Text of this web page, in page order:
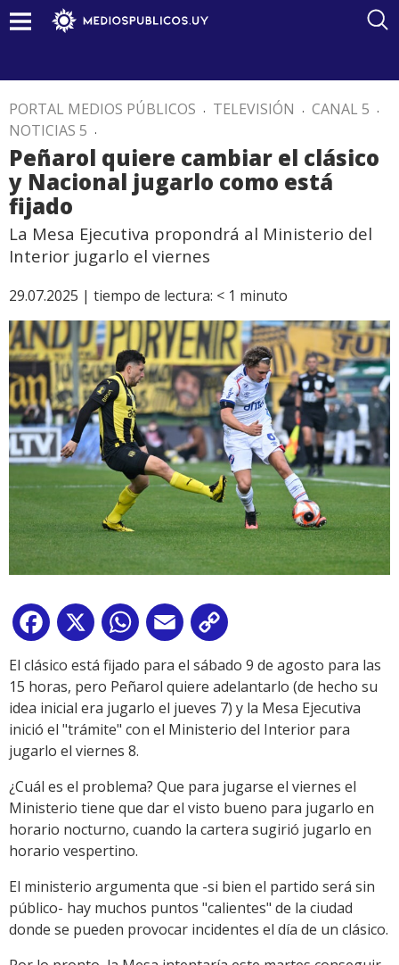
PORTAL MEDIOS PÚBLICOS . TELEVISIÓN . CANAL 5 .
NOTICIAS 5 .
Peñarol quiere cambiar el clásico
y Nacional jugarlo como está
fijado
La Mesa Ejecutiva propondrá al Ministerio del
Interior jugarlo el viernes
29.07.2025 | tiempo de lectura: < 1 minuto
Facebook
X WhatsApp
Email
Link
El clásico está fijado para el sábado 9 de agosto para las
15 horas, pero Peñarol quiere adelantarlo (de hecho su
idea inicial era jugarlo el jueves 7) y la Mesa Ejecutiva
inició el "trámite" con el Ministerio del Interior para
jugarlo el viernes 8.
¿Cuál es el problema? Que para jugarse el viernes el
Ministerio tiene que dar el visto bueno para jugarlo en
horario nocturno, cuando la cartera sugirió jugarlo en
horario vespertino.
El ministerio argumenta que -si bien el partido será sin
público- hay muchos puntos "calientes" de la ciudad
donde se pueden provocar incidentes el día de un clásico.